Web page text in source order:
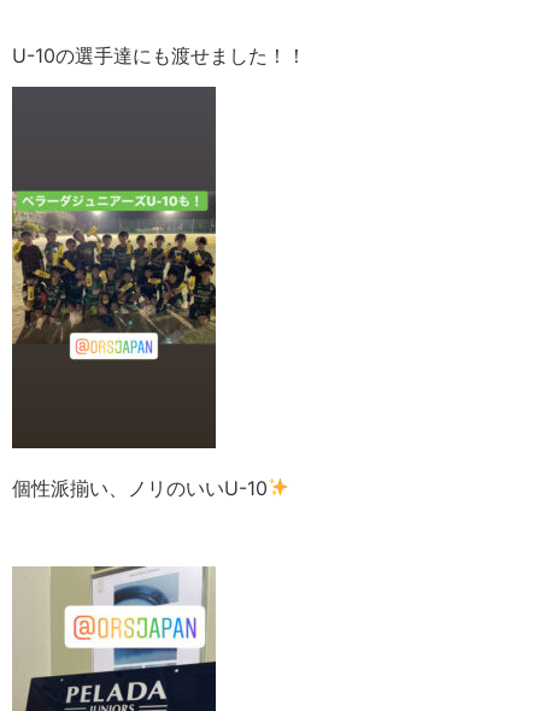
U-10の選手達にも渡せました！！
個性派揃い、ノリのいいU-10